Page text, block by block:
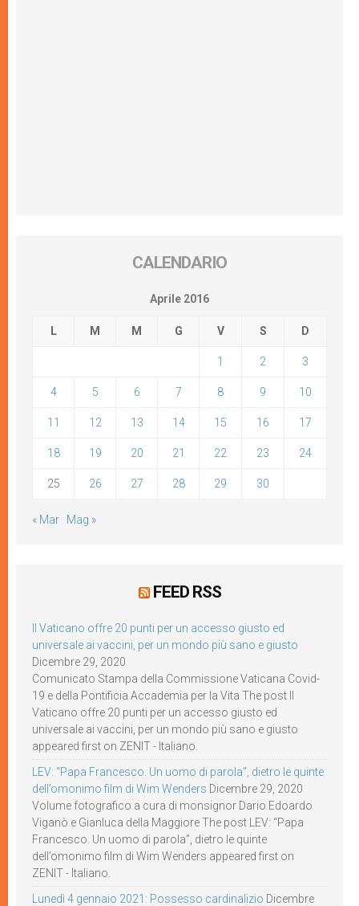
CALENDARIO
Aprile 2016
L M M G V S D
1 2 3
4 5 6 7 8 9 10
11 12 13 14 15 16 17
18 19 20 21 22 23 24
25 26 27 28 29 30
« Mar Mag »
FEED RSS
Il Vaticano offre 20 punti per un accesso giusto ed
universale ai vaccini, per un mondo più sano e giusto
Dicembre 29, 2020
Comunicato Stampa della Commissione Vaticana Covid-
19 e della Pontificia Accademia per la Vita The post Il
Vaticano offre 20 punti per un accesso giusto ed
universale ai vaccini, per un mondo più sano e giusto
appeared first on ZENIT - Italiano.
LEV: “Papa Francesco. Un uomo di parola”, dietro le quinte
dell’omonimo film di Wim Wenders Dicembre 29, 2020
Volume fotografico a cura di monsignor Dario Edoardo
Viganò e Gianluca della Maggiore The post LEV: “Papa
Francesco. Un uomo di parola”, dietro le quinte
dell’omonimo film di Wim Wenders appeared first on
ZENIT - Italiano.
Lunedì 4 gennaio 2021: Possesso cardinalizio Dicembre